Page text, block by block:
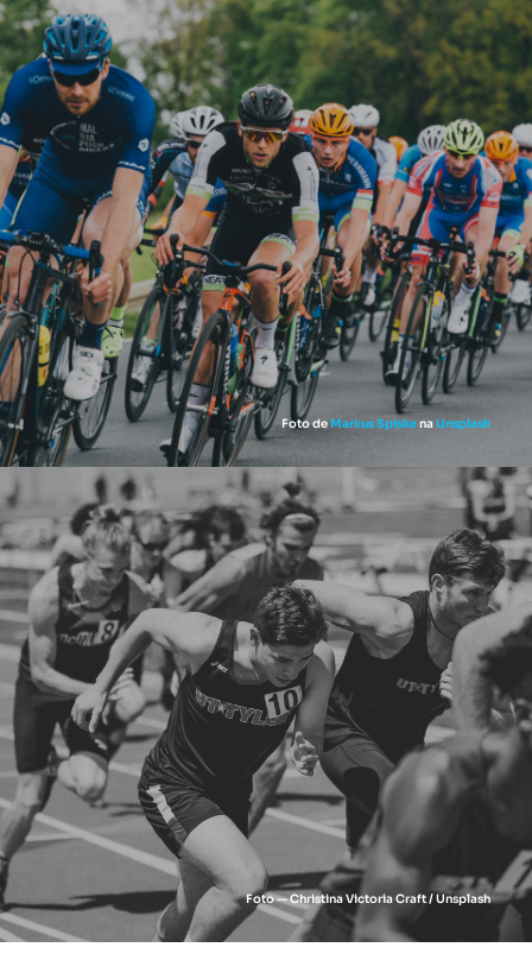
Foto de Markus SpiskenaUnsplash
Foto — Christina Victoria Craft / Unsplash